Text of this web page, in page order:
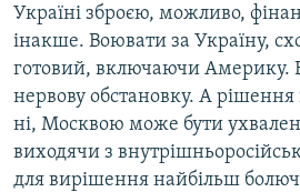
Україні зброєю, можливо,
інакше. Воювати за Україну,
готовий, включаючи Америку.
нервову обстановку. А рішення
ні, Москвою може бути
виходячи з
для вирішення найбільш